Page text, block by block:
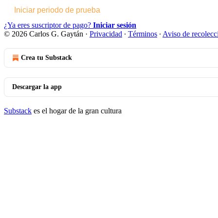
Iniciar periodo de prueba
¿Ya eres suscriptor de pago? Iniciar sesión
© 2026 Carlos G. Gaytán · Privacidad ∙ Términos ∙ Aviso de
Crea tu Substack
Descargar la app
Substack es el hogar de la gran cultura